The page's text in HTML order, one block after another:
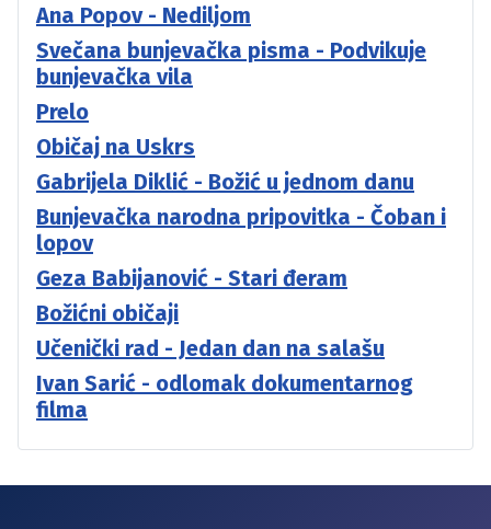
Ana Popov - Nediljom
Svečana bunjevačka pisma - Podvikuje
bunjevačka vila
Prelo
Običaj na Uskrs
Gabrijela Diklić - Božić u jednom danu
Bunjevačka narodna pripovitka - Čoban i
lopov
Geza Babijanović - Stari đeram
Božićni običaji
Učenički rad - Jedan dan na salašu
Ivan Sarić - odlomak dokumentarnog
filma